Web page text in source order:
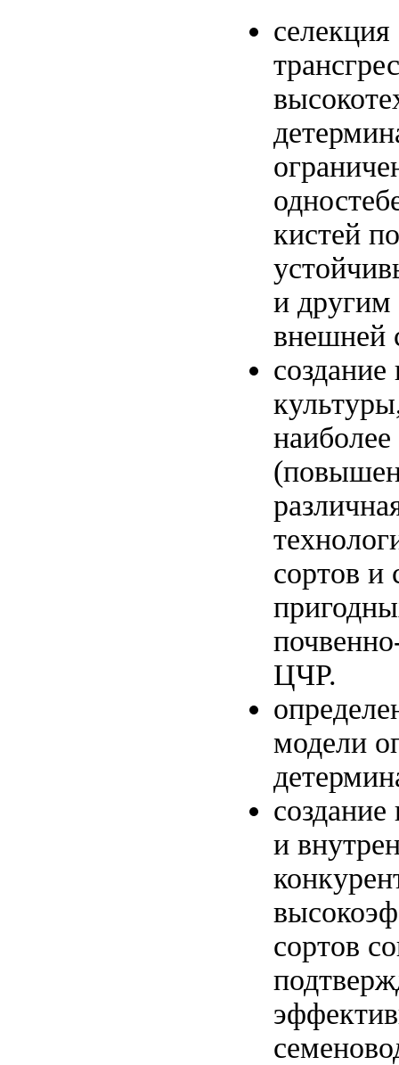
кистей
и другим
внешней
сортов и
ЦЧР.
модели
и
сортов